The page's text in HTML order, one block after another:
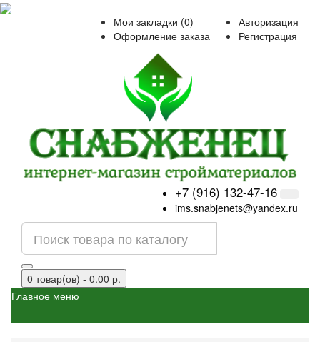
Авторизация
Регистрация
Мои закладки (0)
Оформление заказа
+7 (916) 132-47-16
ims.snabjenets@yandex.ru
0 товар(ов) - 0.00 р.
Главное меню